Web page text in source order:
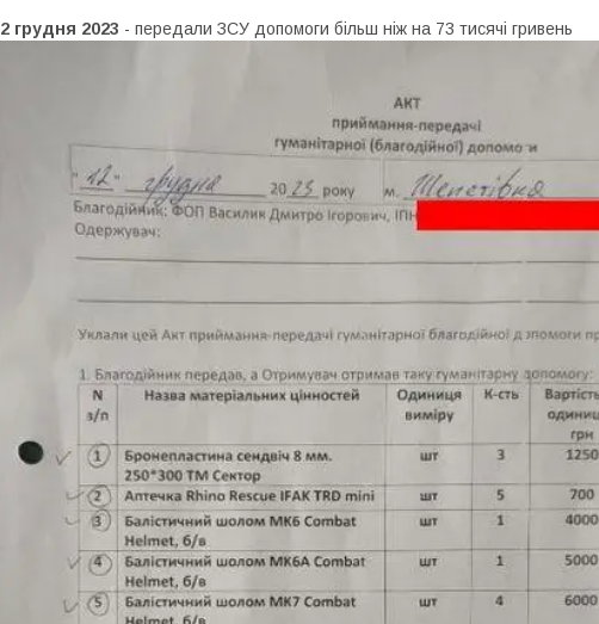
грудня 2023 - передали ЗСУ допомоги більш ніж на 73 тисячі гривень